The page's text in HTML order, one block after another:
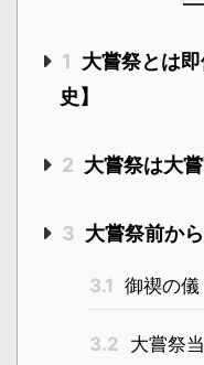
1 大嘗祭とは
史】
2 大嘗祭は大
3 大嘗祭前か
3.1 御禊の
3.2 大嘗祭